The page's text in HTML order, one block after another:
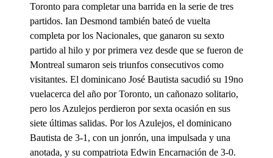
Toronto para completar una barrida en la serie de tres
partidos. Ian Desmond también bateó de vuelta
completa por los Nacionales, que ganaron su sexto
partido al hilo y por primera vez desde que se fueron de
Montreal sumaron seis triunfos consecutivos como
visitantes. El dominicano José Bautista sacudió su 19no
vuelacerca del año por Toronto, un cañonazo solitario,
pero los Azulejos perdieron por sexta ocasión en sus
siete últimas salidas. Por los Azulejos, el dominicano
Bautista de 3-1, con un jonrón, una impulsada y una
anotada, y su compatriota Edwin Encarnación de 3-0.